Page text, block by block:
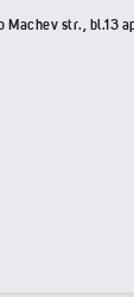
str., bl.13